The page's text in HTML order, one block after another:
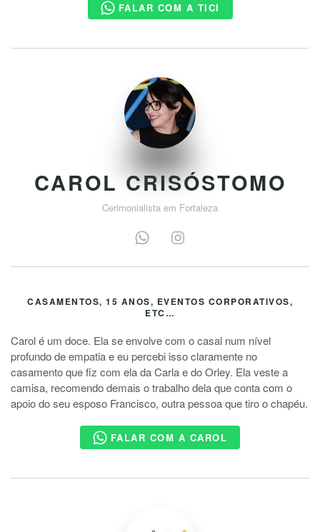
FALAR COM A TICI
CAROL CRISÓSTOMO
Cerimonialista em Fortaleza
CASAMENTOS, 15 ANOS, EVENTOS CORPORATIVOS,
ETC…
Carol é um doce. Ela se envolve com o casal num nível
profundo de empatia e eu percebi isso claramente no
casamento que fiz com ela da Carla e do Orley. Ela veste a
camisa, recomendo demais o trabalho dela que conta com o
apoio do seu esposo Francisco, outra pessoa que tiro o chapéu.
FALAR COM A CAROL